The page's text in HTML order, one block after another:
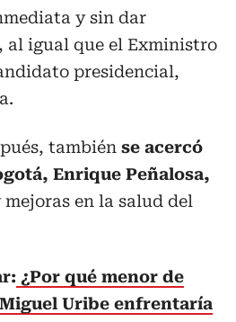
y sin dar
al igual que el Exministro
presidencial,
también se acercó
Enrique Peñalosa,
en la salud del
¿Por qué menor de
Uribe enfrentaría